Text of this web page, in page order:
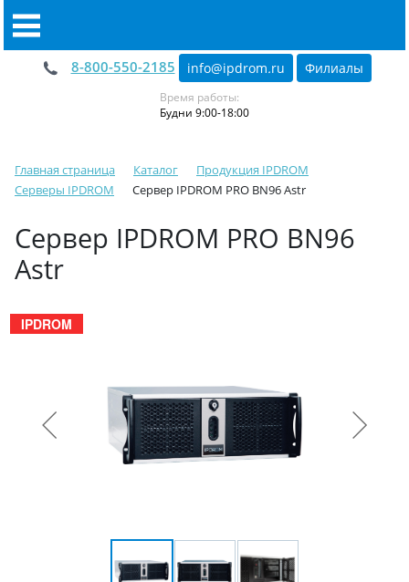
8-800-550-2185 info@ipdrom.ru Филиалы
Время работы:
Будни 9:00-18:00
Главная страница Каталог
Продукция IPDROM
Серверы IPDROM
Сервер IPDROM PRO BN96 Astr
Сервер IPDROM PRO BN96
Astr
IPDROM